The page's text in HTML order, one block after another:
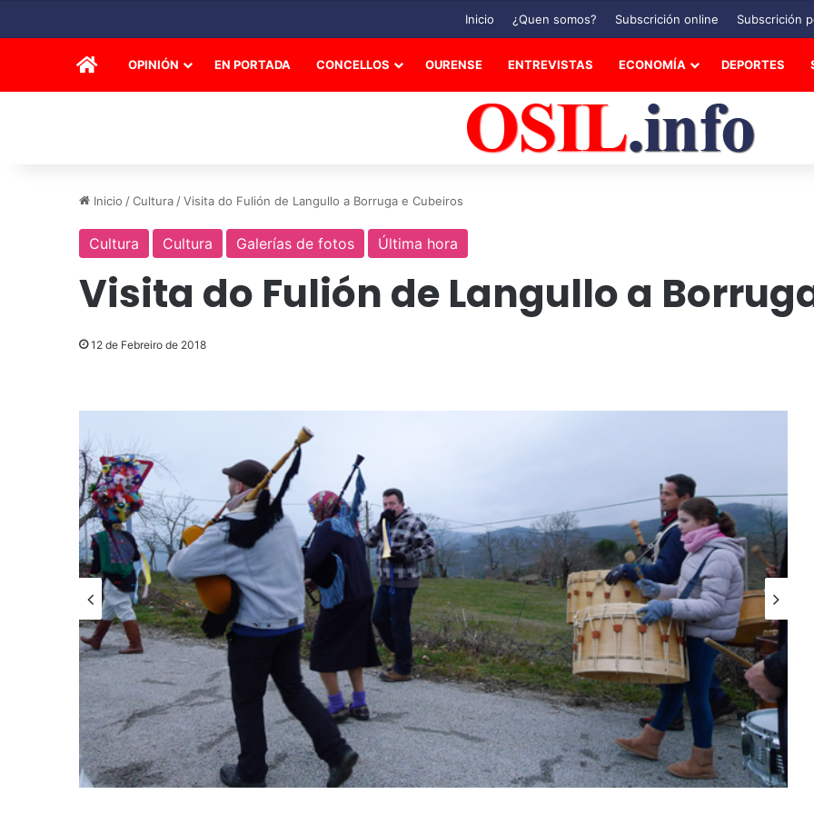
Inicio ¿Quen somos? Subscrición online Subscrición
INICIOOPINIÓN EN PORTADA CONCELLOS OURENSE ENTREVISTAS ECONOMÍA DEPORTES
Inicio /Cultura /Visita do Fulión de Langullo a Borruga e Cubeiros
Cultura Cultura Galerías de fotos Última hora
Visita do Fulión de Langullo a
12 de Febreiro de 2018